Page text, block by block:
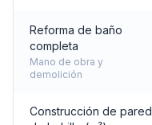
Reforma de baño
completa
Mano de obra y
demolición
Construcción de pared